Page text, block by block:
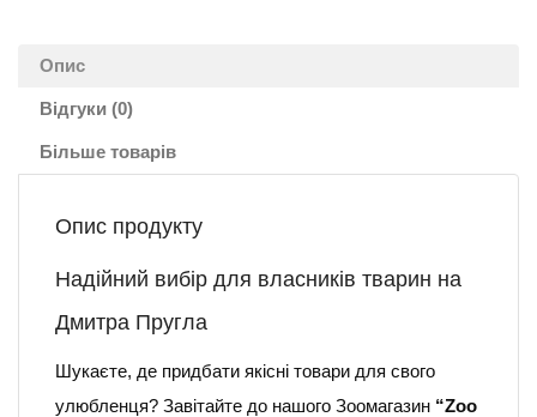
Опис
Відгуки (0)
Більше товарів
Опис продукту
Надійний вибір для власників тварин на
Дмитра Пругла
Шукаєте, де придбати якісні товари для свого
улюбленця? Завітайте до нашого Зоомагазин “Zoo